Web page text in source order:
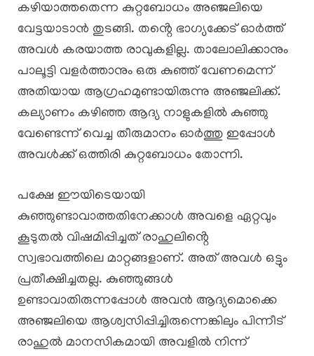
കഴിയാത്തതെന്ന കുറ്റബോധം അഞ്ജലിയെ
വേട്ടയാടാൻ തുടങ്ങി. തൻ്റെ ഭാഗ്യക്കേട് ഓർത്ത്
അവൾ കരയാത്ത രാവുകളില്ല. താലോലിക്കാനും
പാലൂട്ടി വളർത്താനും ഒരു കുഞ്ഞ് വേണമെന്ന്
അതിയായ ആഗ്രഹമുണ്ടായിരുന്നു അഞ്ജലിക്ക്.
കല്യാണം കഴിഞ്ഞ ആദ്യ നാളുകളിൽ കുഞ്ഞു
വേണ്ടെന്ന് വെച്ച തീരുമാനം ഓർത്തു ഇപ്പോൾ
അവൾക്ക് ഒത്തിരി കുറ്റബോധം തോന്നി.
പക്ഷേ ഈയിടെയായി
കുഞ്ഞുണ്ടാവാത്തതിനേക്കാൾ അവളെ ഏറ്റവും
കൂടുതൽ വിഷമിപ്പിച്ചത് രാഹുലിൻ്റെ
സ്വഭാവത്തിലെ മാറ്റങ്ങളാണ്. അത് അവൾ ഒട്ടും
പ്രതീക്ഷിച്ചതല്ല. കുഞ്ഞുങ്ങൾ
ഉണ്ടാവാതിരുന്നപ്പോൾ അവൻ ആദ്യമൊക്കെ
അഞ്ജലിയെ ആശ്വസിപ്പിച്ചിരുന്നെങ്കിലും പിന്നീട്
രാഹുൽ മാനസികമായി അവളിൽ നിന്ന്